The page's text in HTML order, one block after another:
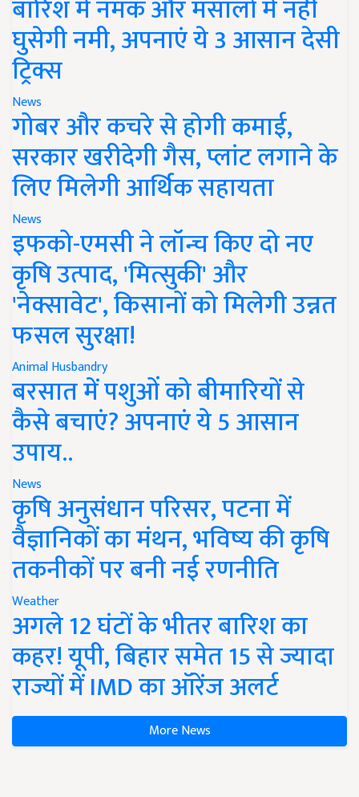
बारिश में नमक और मसालों में नहीं
घुसेगी नमी, अपनाएं ये 3 आसान देसी
ट्रिक्स
News
गोबर और कचरे से होगी कमाई,
सरकार खरीदेगी गैस, प्लांट लगाने के
लिए मिलेगी आर्थिक सहायता
News
इफको-एमसी ने लॉन्च किए दो नए
कृषि उत्पाद, 'मित्सुकी' और
'नेक्सावेट', किसानों को मिलेगी उन्नत
फसल सुरक्षा!
Animal Husbandry
बरसात में पशुओं को बीमारियों से
कैसे बचाएं? अपनाएं ये 5 आसान
उपाय..
News
कृषि अनुसंधान परिसर, पटना में
वैज्ञानिकों का मंथन, भविष्य की कृषि
तकनीकों पर बनी नई रणनीति
Weather
अगले 12 घंटों के भीतर बारिश का
कहर! यूपी, बिहार समेत 15 से ज्यादा
राज्यों में IMD का ऑरेंज अलर्ट
More News